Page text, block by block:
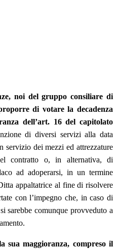
noi del gruppo consiliare di
di votare la decadenza
dell’art. 16 del capitolato
di diversi servizi alla data
servizio dei mezzi ed attrezzature
contratto o, in alternativa, di
ad adoperarsi, in un termine
appaltatrice al fine di risolvere
con l’impegno che, in caso di
sarebbe comunque provveduto a
sua maggioranza, compreso il